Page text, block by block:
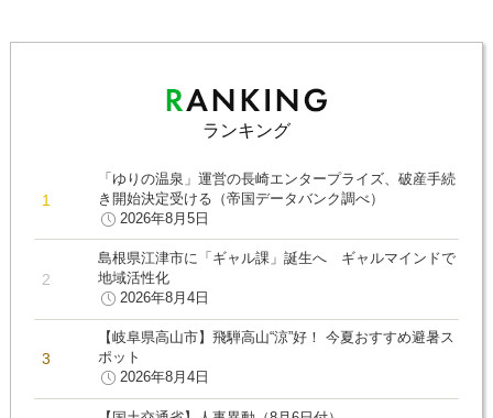
ランキング
「ゆりの温泉」運営の長崎エンタープライズ、破産手続
き開始決定受ける（帝国データバンク調べ）
2026年8月5日
島根県江津市に「ギャル課」誕生へ ギャルマインドで
地域活性化
2026年8月4日
【岐阜県高山市】飛騨高山“涼”好！ 今夏おすすめ避暑ス
ポット
2026年8月4日